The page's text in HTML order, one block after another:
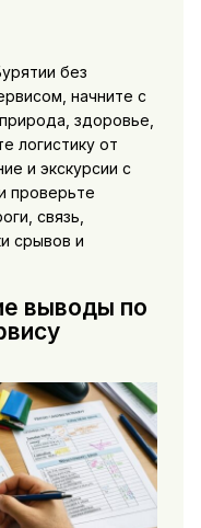
без
начните с
здоровье,
логистику от
и экскурсии с
проверьте
связь,
срывов и
выводы по